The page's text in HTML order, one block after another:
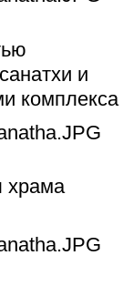
и
комплекса
храма